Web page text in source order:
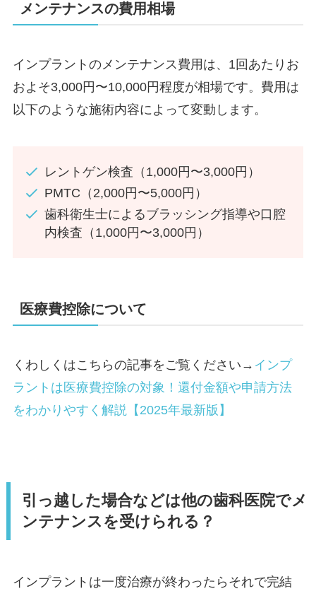
メンテナンスの費用相場
インプラントのメンテナンス費用は、1回あたりお
およそ3,000円〜10,000円程度が相場です。費用は
以下のような施術内容によって変動します。
レントゲン検査（1,000円〜3,000円）
PMTC（2,000円〜5,000円）
歯科衛生士によるブラッシング指導や口腔
内検査（1,000円〜3,000円）
医療費控除について
くわしくはこちらの記事をご覧ください→ インプ
ラントは医療費控除の対象！還付金額や申請方法
をわかりやすく解説【2025年最新版】
引っ越した場合などは他の歯科医院でメ
ンテナンスを受けられる？
インプラントは一度治療が終わったらそれで完結